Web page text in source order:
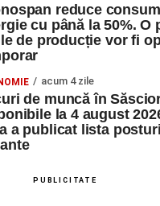
cu tradiții săsești, cu
Petrești;
Săsești;
Pamfilie;
cinematografică:
reduce
cu până la 50%. O
de producție vor fi
acum 4 zile
de muncă în
la 4 august
a publicat lista
PUBLICITATE